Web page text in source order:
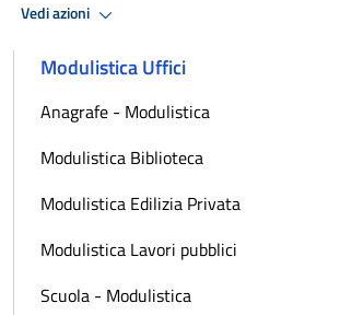
Vedi azioni
Modulistica Uffici
Anagrafe - Modulistica
Modulistica Biblioteca
Modulistica Edilizia Privata
Modulistica Lavori pubblici
Scuola - Modulistica